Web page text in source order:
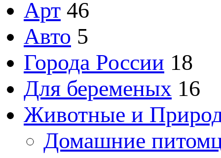
Арт 46
Авто 5
Города России 18
Для беременых 16
Животные и
Домашние